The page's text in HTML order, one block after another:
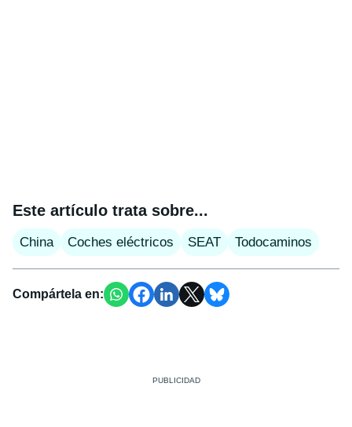
Este artículo trata sobre...
China Coches eléctricos SEAT Todocaminos
Compártela en: